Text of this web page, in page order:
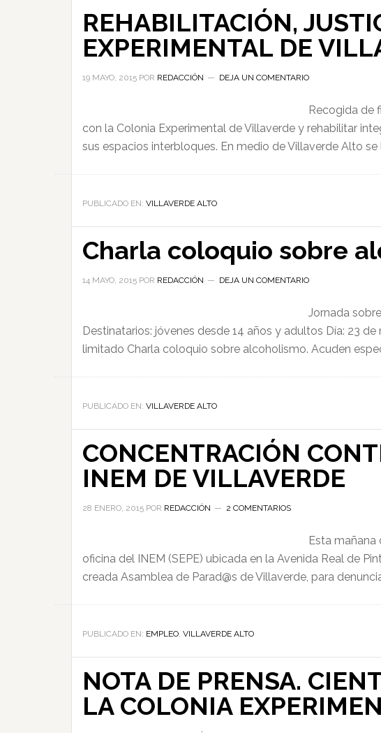
REHABILITACIÓN,
EXPERIMENTAL DE
19 MAYO, 2015 POR REDACCIÓN DEJA UN COMENTARIO
Recogida de
con la Colonia Experimental de Villaverde y rehabilitar
sus espacios interbloques. En medio de Villaverde Alto
PUBLICADO EN: VILLAVERDE ALTO
Charla coloquio sobre
14 MAYO, 2015 POR REDACCIÓN DEJA UN COMENTARIO
Jornada
Destinatarios: jóvenes desde 14 años y adultos Día: 23
limitado Charla coloquio sobre alcoholismo. Acuden
PUBLICADO EN: VILLAVERDE ALTO
CONCENTRACIÓN
INEM DE VILLAVERDE
28 ENERO, 2015 POR REDACCIÓN 2 COMENTARIOS
Esta
oficina del INEM (SEPE) ubicada en la Avenida Real de
creada Asamblea de Parad@s de Villaverde, para
PUBLICADO EN: EMPLEO, VILLAVERDE ALTO
NOTA DE PRENSA.
LA COLONIA